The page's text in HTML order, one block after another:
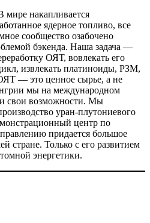
накапливается
ядерное топливо, все
сообщество озабочено
бэкенда. Наша задача —
ОЯТ, вовлекать его
извлекать платиноиды, РЗМ,
— это ценное сырье, а не
мы на международном
свои возможности. Мы
уран-плутониевого
центр по
придается большое
стране. Только с его развитием
энергетики.